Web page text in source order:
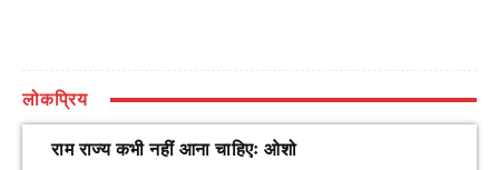
लोकप्रिय
राम राज्य कभी नहीं आना चाहिएः ओशो